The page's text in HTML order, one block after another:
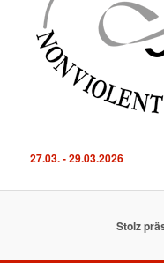
27.03. - 29.03.2026
Stolz